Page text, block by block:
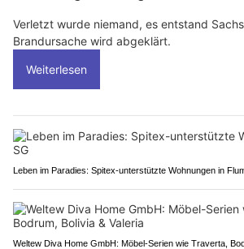
Verletzt wurde niemand, es entstand
Brandursache wird abgeklärt.
Weiterlesen
Leben im Paradies: Spitex-unterstützte Wohnungen in
Weltew Diva Home GmbH: Möbel-Serien wie Traverta,